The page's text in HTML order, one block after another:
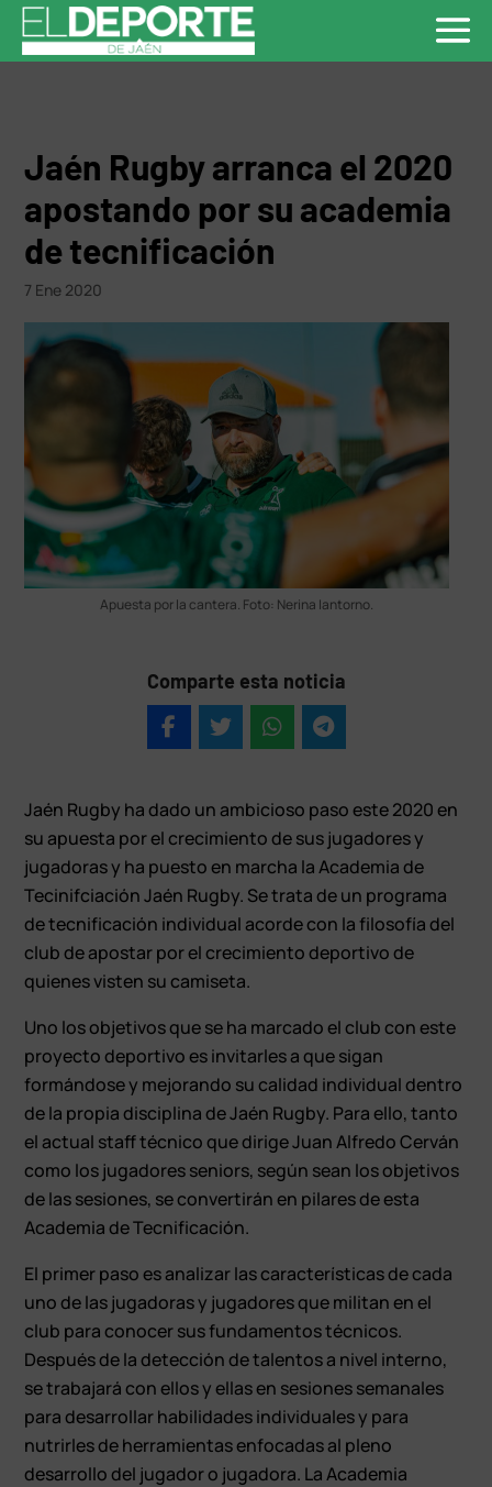
Jaén Rugby arranca el 2020
apostando por su academia
de tecnificación
7 Ene 2020
Apuesta por la cantera. Foto: Nerina Iantorno.
Comparte esta noticia
Jaén Rugby ha dado un ambicioso paso este 2020 en
su apuesta por el crecimiento de sus jugadores y
jugadoras y ha puesto en marcha la Academia de
Tecinifciación Jaén Rugby. Se trata de un programa
de tecnificación individual acorde con la filosofía del
club de apostar por el crecimiento deportivo de
quienes visten su camiseta.
Uno los objetivos que se ha marcado el club con este
proyecto deportivo es invitarles a que sigan
formándose y mejorando su calidad individual dentro
de la propia disciplina de Jaén Rugby. Para ello, tanto
el actual staff técnico que dirige Juan Alfredo Cerván
como los jugadores seniors, según sean los objetivos
de las sesiones, se convertirán en pilares de esta
Academia de Tecnificación.
El primer paso es analizar las características de cada
uno de las jugadoras y jugadores que militan en el
club para conocer sus fundamentos técnicos.
Después de la detección de talentos a nivel interno,
se trabajará con ellos y ellas en sesiones semanales
para desarrollar habilidades individuales y para
nutrirles de herramientas enfocadas al pleno
desarrollo del jugador o jugadora. La Academia